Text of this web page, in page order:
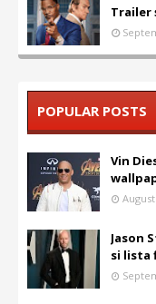
Trailer
POPULAR POSTS
Vin
Jason
si lista